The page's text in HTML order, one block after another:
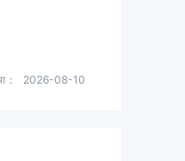
： 2026-08-10